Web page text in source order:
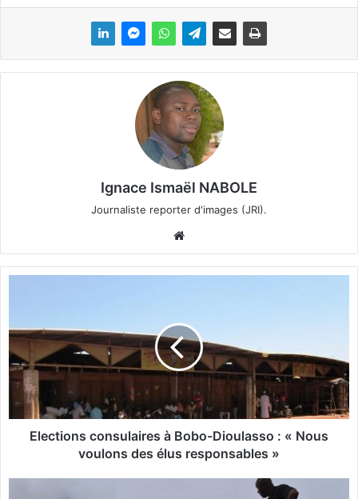
Ignace Ismaël NABOLE
Journaliste reporter d'images (JRI).
bsi
te
c
t
i
s
Elections consulaires à Bobo-Dioulasso : « Nous
voulons des élus responsables »